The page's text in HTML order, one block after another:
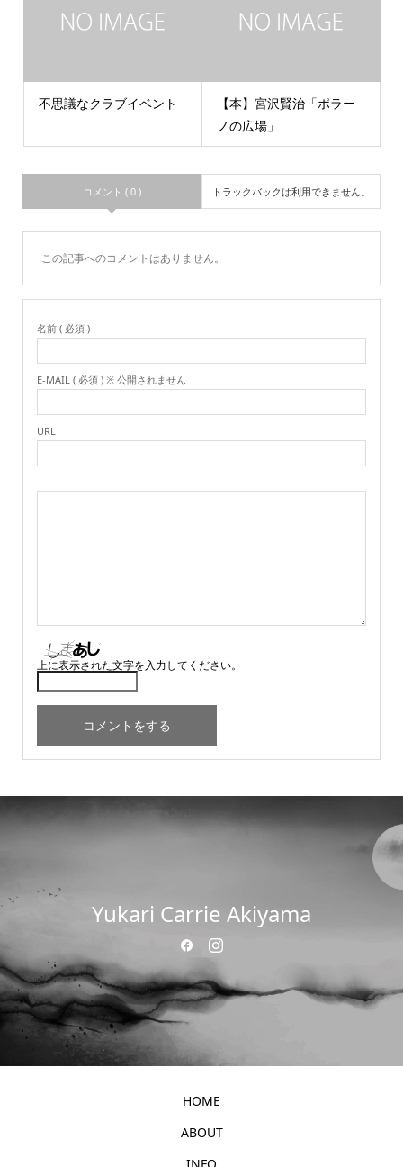
不思議なクラブイベント
【本】宮沢賢治「ポラー
ノの広場」
コメント ( 0 ) トラックバックは利用できません。
この記事へのコメントはありません。
名前 ( 必須 )
E-MAIL ( 必須 ) ※ 公開されません
URL
上に表示された文字を入力してください。
Yukari Carrie Akiyama
HOME
ABOUT